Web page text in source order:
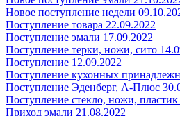
Новое поступление недели
Поступление товара 22.09.2022
Поступление эмали 17.09.2022
Поступление терки, ножи, сито
Поступление 12.09.2022
Поступление кухонных
Поступление Эденберг, А-Плюс
Поступление стекло, ножи, пластик
Приход эмали 21.08.2022